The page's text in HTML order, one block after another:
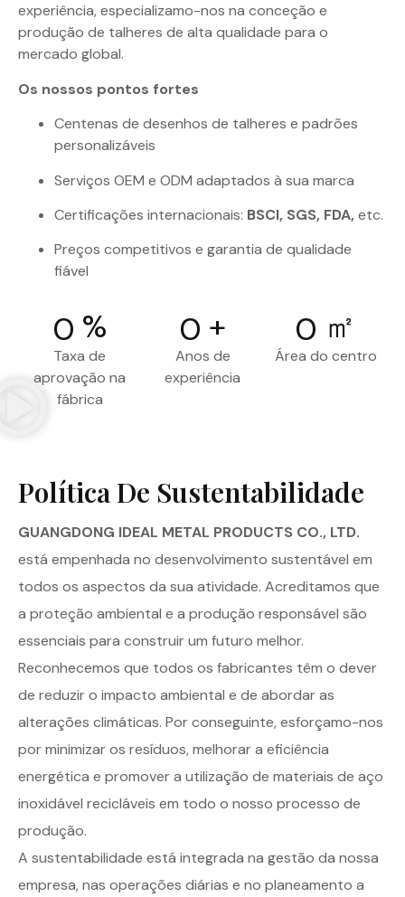
experiência, especializamo-nos na conceção e
produção de talheres de alta qualidade para o
mercado global.
Os nossos pontos fortes
Centenas de desenhos de talheres e padrões
personalizáveis
Serviços OEM e ODM adaptados à sua marca
Certificações internacionais: BSCI, SGS, FDA,etc.
Preços competitivos e garantia de qualidade
fiável
0 %
Taxa de
aprovação na
fábrica
0 +
Anos de
experiência
0 ㎡
Área do centro
Política De Sustentabilidade
GUANGDONG IDEAL METAL PRODUCTS CO., LTD.
está empenhada no desenvolvimento sustentável em
todos os aspectos da sua atividade. Acreditamos que
a proteção ambiental e a produção responsável são
essenciais para construir um futuro melhor.
Reconhecemos que todos os fabricantes têm o dever
de reduzir o impacto ambiental e de abordar as
alterações climáticas. Por conseguinte, esforçamo-nos
por minimizar os resíduos, melhorar a eficiência
energética e promover a utilização de materiais de aço
inoxidável recicláveis em todo o nosso processo de
produção.
A sustentabilidade está integrada na gestão da nossa
empresa, nas operações diárias e no planeamento a